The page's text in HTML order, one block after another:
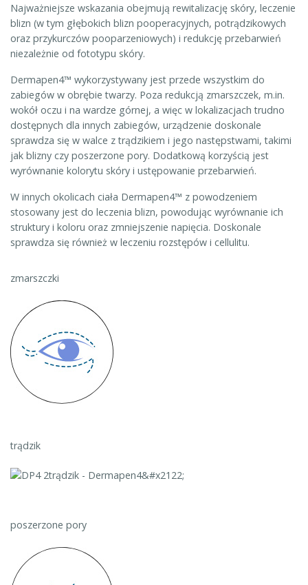
Najważniejsze wskazania obejmują rewitalizację skóry, leczenie
blizn (w tym głębokich blizn pooperacyjnych, potrądzikowych
oraz przykurczów pooparzeniowych) i redukcję przebarwień
niezależnie od fototypu skóry.
Dermapen4™ wykorzystywany jest przede wszystkim do
zabiegów w obrębie twarzy. Poza redukcją zmarszczek, m.in.
wokół oczu i na wardze górnej, a więc w lokalizacjach trudno
dostępnych dla innych zabiegów, urządzenie doskonale
sprawdza się w walce z trądzikiem i jego następstwami, takimi
jak blizny czy poszerzone pory. Dodatkową korzyścią jest
wyrównanie kolorytu skóry i ustępowanie przebarwień.
W innych okolicach ciała Dermapen4™ z powodzeniem
stosowany jest do leczenia blizn, powodując wyrównanie ich
struktury i koloru oraz zmniejszenie napięcia. Doskonale
sprawdza się również w leczeniu rozstępów i cellulitu.
zmarszczki
trądzik
poszerzone pory